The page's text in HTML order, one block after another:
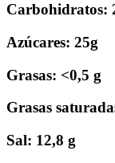
Carbohidratos:
Azúcares: 25g
Grasas: <0,5 g
Grasas
Sal: 12,8 g